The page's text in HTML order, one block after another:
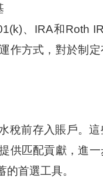
、IRA和Roth
作方式，對於制定
稅前存入賬戶。這
供匹配貢獻，進一
首選工具。